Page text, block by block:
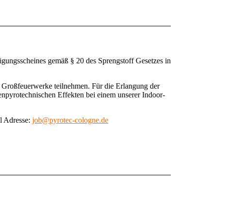
gemäß § 20 des Sprengstoff Gesetzes in
teilnehmen. Für die Erlangung der
Effekten bei einem unserer Indoor-
Adresse: job@pyrotec-cologne.de